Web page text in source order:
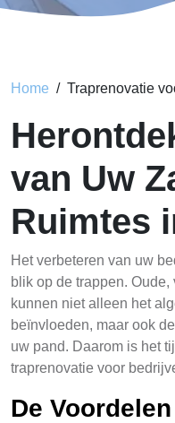
Home Traprenovatie
van Uw
Ruimtes
Het verbeteren van uw
blik op de trappen.
kunnen niet alleen het
beïnvloeden, maar ook
uw pand. Daarom is het
traprenovatie voor
De